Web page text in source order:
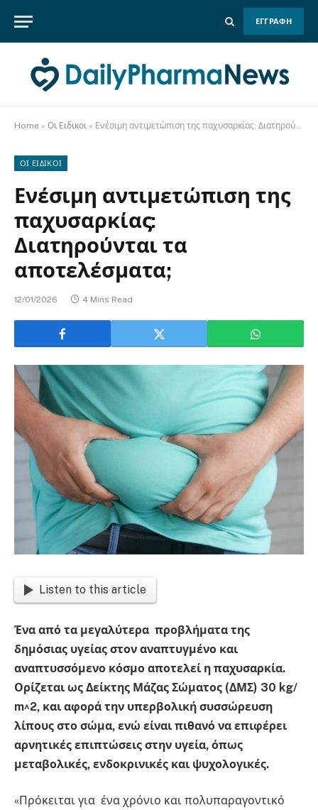
ΕΓΓΡΑΦΗ
Home » Οι Ειδικοι » Ενέσιμη αντιμετώπιση της παχυσαρκίας: Διατηρούνται τα αποτελέσματα;
ΟΙ ΕΙΔΙΚΟΙ
Ενέσιμη αντιμετώπιση της
παχυσαρκίας:
Διατηρούνται τα
αποτελέσματα;
12/01/2026 4 Mins Read
Listen to this article
Ένα από τα μεγαλύτερα προβλήματα της
δημόσιας υγείας στον αναπτυγμένο και
αναπτυσσόμενο κόσμο αποτελεί η παχυσαρκία.
Ορίζεται ως Δείκτης Μάζας Σώματος (ΔΜΣ) 30 kg/
m^2, και αφορά την υπερβολική συσσώρευση
λίπους στο σώμα, ενώ είναι πιθανό να επιφέρει
αρνητικές επιπτώσεις στην υγεία, όπως
μεταβολικές, ενδοκρινικές και ψυχολογικές.
«Πρόκειται για ένα χρόνιο και πολυπαραγοντικό